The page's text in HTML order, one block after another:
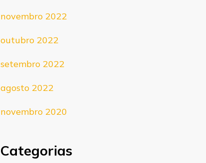
novembro 2022
outubro 2022
setembro 2022
agosto 2022
novembro 2020
Categorias